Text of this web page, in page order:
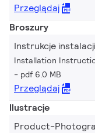
Przeglądaj
Broszury
Instrukcje instalacji
Installation
pdf 6.0 MB
Przeglądaj
Ilustracje
Product-